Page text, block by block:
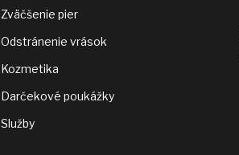
Zväčšenie pier
Odstránenie vrások
Kozmetika
Darčekové poukážky
Služby